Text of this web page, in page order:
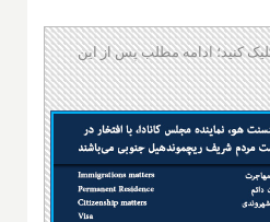
کنید؛ ادامه مطلب پس از این